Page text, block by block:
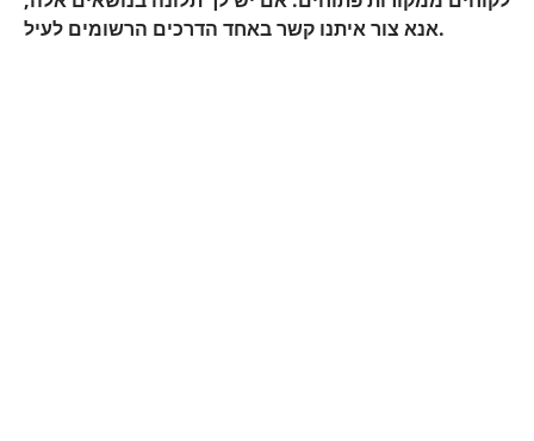
אנא צור איתנו קשר באחד הדרכים הרשומים לעיל.